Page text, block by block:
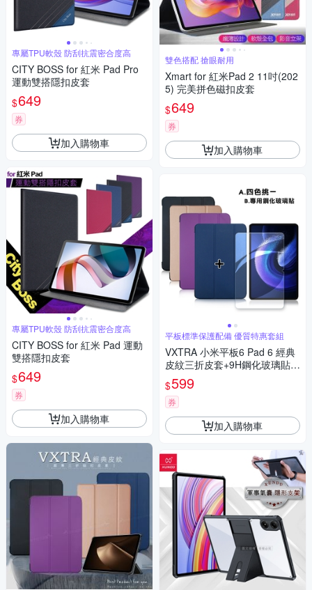
專屬TPU軟殼 防刮抗震密合度高
CITY BOSS for 紅米 Pad Pro
運動雙搭隱扣皮套
$649
券
加入購物車
專屬TPU軟殼 防刮抗震密合度高
CITY BOSS for 紅米 Pad 運動
雙搭隱扣皮套
$649
券
加入購物車
雙色搭配 搶眼耐用
Xmart for 紅米Pad 2 11吋(202
5) 完美拼色磁扣皮套
$649
券
加入購物車
平板標準保護配備 優質特惠套組
VXTRA 小米平板6 Pad 6 經典
皮紋三折皮套+9H鋼化玻璃貼
(合購價)
$599
券
加入購物車